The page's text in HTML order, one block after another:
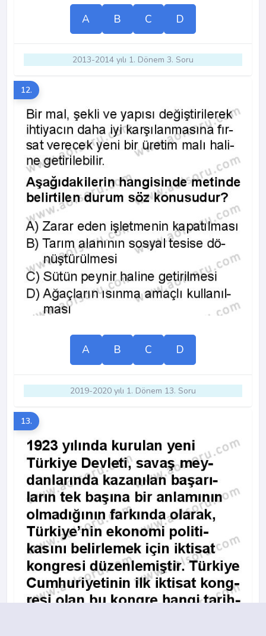
A B C D
2013-2014 yılı 1. Dönem 3. Soru
12.
A B C D
2019-2020 yılı 1. Dönem 13. Soru
13.